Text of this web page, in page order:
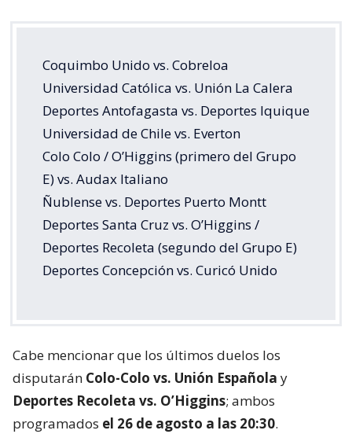
Coquimbo Unido vs. Cobreloa
Universidad Católica vs. Unión La Calera
Deportes Antofagasta vs. Deportes Iquique
Universidad de Chile vs. Everton
Colo Colo / O’Higgins (primero del Grupo
E) vs. Audax Italiano
Ñublense vs. Deportes Puerto Montt
Deportes Santa Cruz vs. O’Higgins /
Deportes Recoleta (segundo del Grupo E)
Deportes Concepción vs. Curicó Unido
Cabe mencionar que los últimos duelos los
disputarán Colo-Colo vs. Unión Española y
Deportes Recoleta vs. O’Higgins; ambos
programados el 26 de agosto a las 20:30.